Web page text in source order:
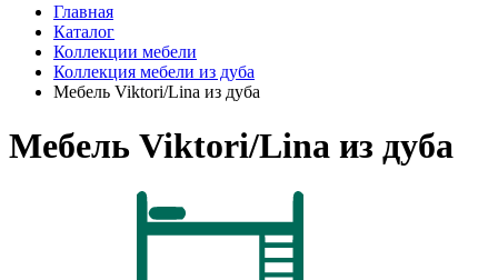
Главная
Каталог
Коллекции мебели
Коллекция мебели из дуба
Мебель Viktori/Lina из дуба
Мебель Viktori/Lina из дуба